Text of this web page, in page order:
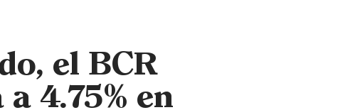
el BCR
4.75% en